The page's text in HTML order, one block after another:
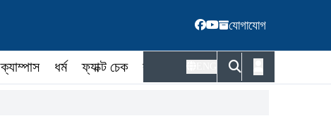
যোগাযোগ
ক্যাম্পাস ধর্ম ফ্যাক্ট চেক কর্মকর্তা